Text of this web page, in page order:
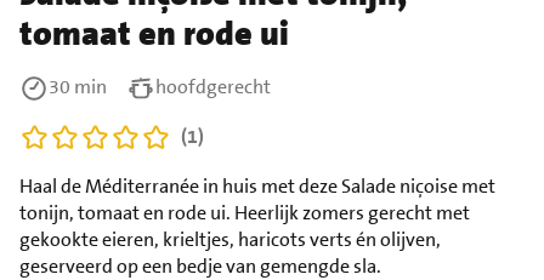
tomaat en rode ui
Haal de Méditerranée in huis met deze Salade niçoise met
tonijn, tomaat en rode ui. Heerlijk zomers gerecht met
gekookte eieren, krieltjes, haricots verts én olijven,
geserveerd op een bedje van gemengde sla.
30 min
hoofdgerecht
(1)